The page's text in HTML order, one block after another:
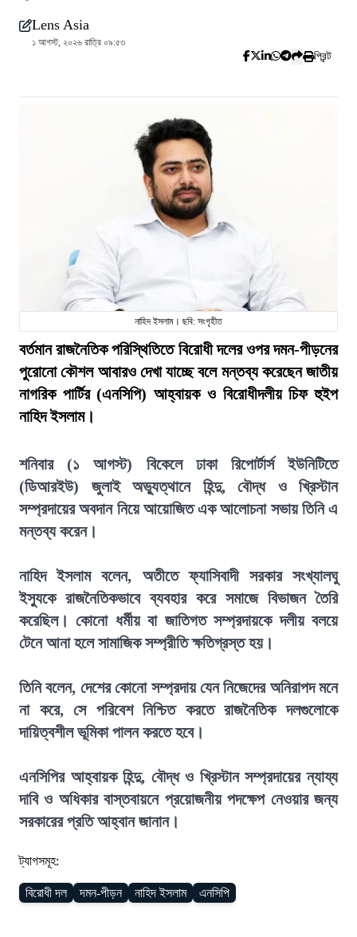
Lens Asia
১ আগস্ট, ২০২৬ রাত্রি ০৯:৫৩
প্রিন্ট
নাহিদ ইসলাম। ছবি: সংগৃহীত
বর্তমান রাজনৈতিক পরিস্থিতিতে বিরোধী দলের ওপর দমন-পীড়নের
পুরোনো কৌশল আবারও দেখা যাচ্ছে বলে মন্তব্য করেছেন জাতীয়
নাগরিক পার্টির (এনসিপি) আহ্বায়ক ও বিরোধীদলীয় চিফ হুইপ
নাহিদ ইসলাম।
শনিবার (১ আগস্ট) বিকেলে ঢাকা রিপোর্টার্স ইউনিটিতে
(ডিআরইউ) জুলাই অভ্যুত্থানে হিন্দু, বৌদ্ধ ও খ্রিস্টান
সম্প্রদায়ের অবদান নিয়ে আয়োজিত এক আলোচনা সভায় তিনি এ
মন্তব্য করেন।
নাহিদ ইসলাম বলেন, অতীতে ফ্যাসিবাদী সরকার সংখ্যালঘু
ইস্যুকে রাজনৈতিকভাবে ব্যবহার করে সমাজে বিভাজন তৈরি
করেছিল। কোনো ধর্মীয় বা জাতিগত সম্প্রদায়কে দলীয় বলয়ে
টেনে আনা হলে সামাজিক সম্প্রীতি ক্ষতিগ্রস্ত হয়।
তিনি বলেন, দেশের কোনো সম্প্রদায় যেন নিজেদের অনিরাপদ মনে
না করে, সে পরিবেশ নিশ্চিত করতে রাজনৈতিক দলগুলোকে
দায়িত্বশীল ভূমিকা পালন করতে হবে।
এনসিপির আহ্বায়ক হিন্দু, বৌদ্ধ ও খ্রিস্টান সম্প্রদায়ের ন্যায্য
দাবি ও অধিকার বাস্তবায়নে প্রয়োজনীয় পদক্ষেপ নেওয়ার জন্য
সরকারের প্রতি আহ্বান জানান।
ট্যাগসমূহ:
বিরোধী দল দমন-পীড়ন নাহিদ ইসলাম এনসিপি